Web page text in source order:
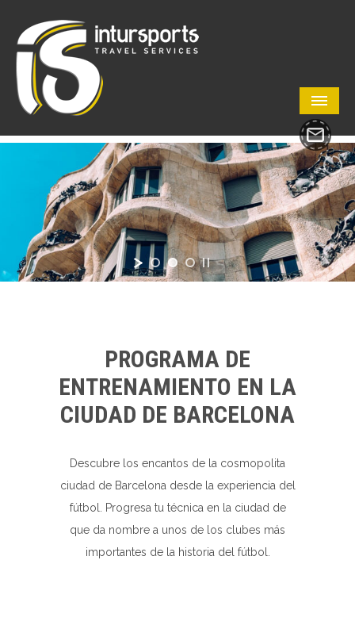
PROGRAMA DE
ENTRENAMIENTO EN LA
CIUDAD DE BARCELONA
Descubre los encantos de la cosmopolita
ciudad de Barcelona desde la experiencia del
fútbol. Progresa tu técnica en la ciudad de
que da nombre a unos de los clubes más
importantes de la historia del fútbol.